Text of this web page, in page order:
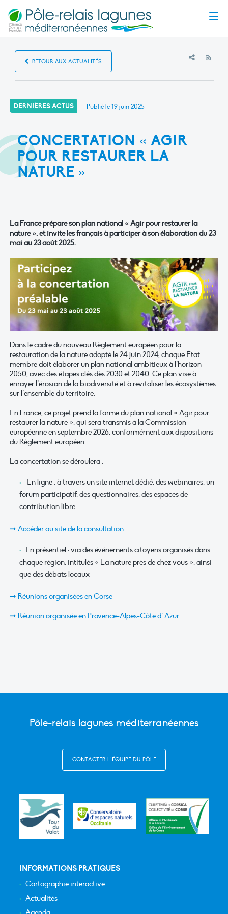
RETOUR AUX ACTUALITÉS
DERNIÈRES ACTUS Publié le19 juin 2025
CONCERTATION « AGIR
POUR RESTAURER LA
NATURE »
La France prépare son plan national « Agir pour restaurer la
nature », et invite les français à participer à son élaboration du 23
mai au 23 août 2025.
Dans le cadre du nouveau Règlement européen pour la
restauration de la nature adopté le 24 juin 2024, chaque État
membre doit élaborer un plan national ambitieux à l’horizon
2050, avec des étapes clés dès 2030 et 2040. Ce plan vise à
enrayer l’érosion de la biodiversité et à revitaliser les écosystèmes
sur l’ensemble du territoire.
En France, ce projet prend la forme du plan national « Agir pour
restaurer la nature », qui sera transmis à la Commission
européenne en septembre 2026, conformément aux dispositions
du Règlement européen.
La concertation se déroulera :
En ligne : à travers un site internet dédié, des webinaires, un
forum participatif, des questionnaires, des espaces de
contribution libre…
➞ Accéder au site de la consultation
En présentiel : via des événements citoyens organisés dans
chaque région, intitulés « La nature près de chez vous », ainsi
que des débats locaux
➞ Réunions organisées en Corse
➞ Réunion organisée en Provence-Alpes-Côte d’ Azur
Pôle-relais lagunes méditerranéennes
CONTACTER L’ÉQUIPE DU PÔLE
INFORMATIONS PRATIQUES
Cartographie interactive
Actualités